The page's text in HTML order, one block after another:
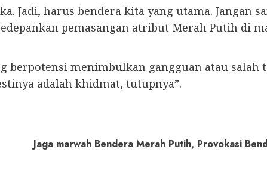
Jadi, harus bendera kita yang utama. Jangan
pemasangan atribut Merah Putih di
menimbulkan gangguan atau salah
adalah khidmat, tutupnya”.
Jaga marwah Bendera Merah Putih, Provokasi